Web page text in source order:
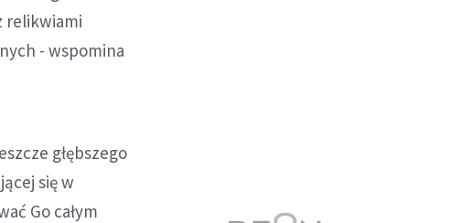
relikwiami
- wspomina
głębszego
się w
Go całym